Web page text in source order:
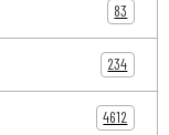
83
234
4612